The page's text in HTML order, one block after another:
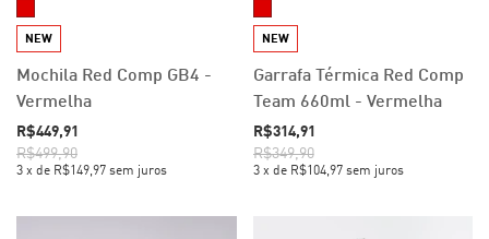
NEW
Mochila Red Comp GB4 -
Vermelha
R$449,91
R$499,90
3 x de R$149,97 sem juros
NEW
Garrafa Térmica Red Comp
Team 660ml - Vermelha
R$314,91
R$349,90
3 x de R$104,97 sem juros